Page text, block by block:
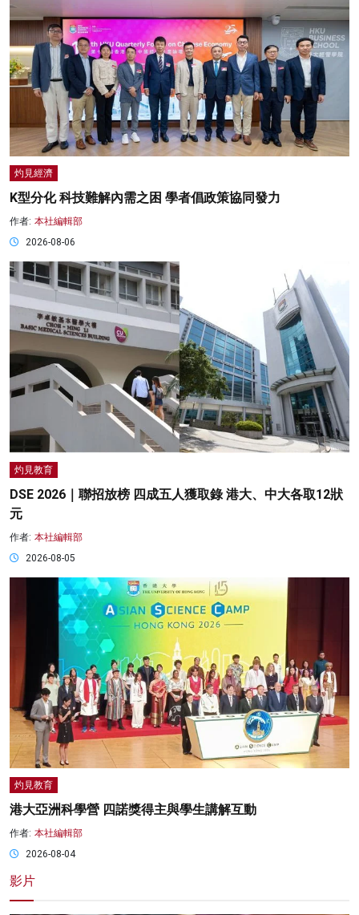
灼見經濟
K型分化 科技難解內需之困 學者倡政策協同發力
作者: 本社編輯部
2026-08-06
灼見教育
DSE 2026｜聯招放榜 四成五人獲取錄 港大、中大各取12狀
元
作者: 本社編輯部
2026-08-05
灼見教育
港大亞洲科學營 四諾獎得主與學生講解互動
作者: 本社編輯部
2026-08-04
影片